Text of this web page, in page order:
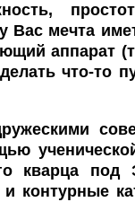
Вас мечта
аппарат
что-то
кварца
контурные